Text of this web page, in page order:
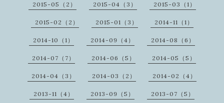
2015-05（2） 2015-04（3） 2015-03（1）
2015-02（2） 2015-01（3） 2014-11（1）
2014-10（1） 2014-09（4） 2014-08（6）
2014-07（7） 2014-06（5） 2014-05（5）
2014-04（3） 2014-03（2） 2014-02（4）
2013-11（4） 2013-09（5） 2013-07（5）